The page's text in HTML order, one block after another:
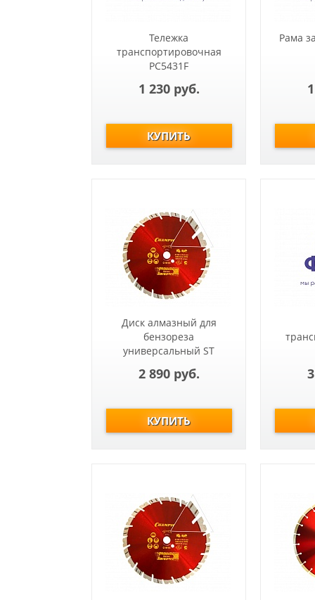
Тележка
транспортировочная
РС5431F
1 230 руб.
Рама
Диск алмазный для
бензореза
универсальный ST
(бетон, кирпич,
2 890 руб.